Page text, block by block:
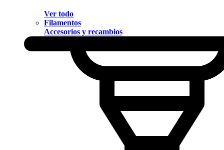
Ver todo
Filamentos
Accesorios y recambios